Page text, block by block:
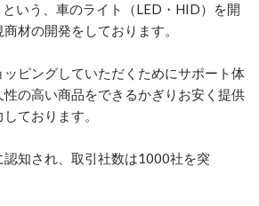
いう、車のライト（LED・HID）を開
材の開発をしております。
ピングしていただくためにサポート体
の高い商品をできるかぎりお安く提供
ております。
認知され、取引社数は1000社を突